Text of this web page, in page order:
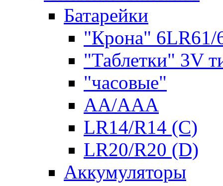
Батарейки
"Крона" 6LR61/
"Таблетки" 3V
"часовые"
AA/AAA
LR14/R14 (C)
LR20/R20 (D)
Аккумуляторы